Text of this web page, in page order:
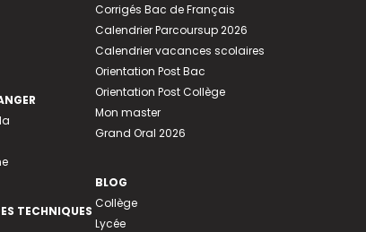
TECHNIQUES
Corrigés Bac de Français
Calendrier Parcoursup 2026
Calendrier vacances scolaires
Orientation Post Bac
Orientation Post Collège
Mon master
Grand Oral 2026
BLOG
Collège
Lycée